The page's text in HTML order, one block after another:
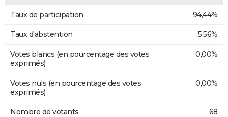
Taux de participation 94,44%
Taux d'abstention 5,56%
Votes blancs (en pourcentage des votes
exprimés)
0,00%
Votes nuls (en pourcentage des votes
exprimés)
0,00%
Nombre de votants 68